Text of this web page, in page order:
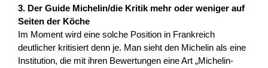
3. Der Guide Michelin/die Kritik mehr oder weniger auf
Seiten der Köche
Im Moment wird eine solche Position in Frankreich
deutlicher kritisiert denn je. Man sieht den Michelin als eine
Institution, die mit ihren Bewertungen eine Art „Michelin-